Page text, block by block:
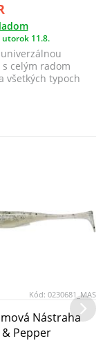
utorok 11.8.
celým radom
všetkých typoch
Kód: 0230681_MAS
Nástraha
Pepper